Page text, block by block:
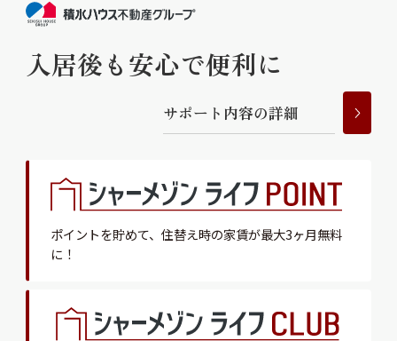
入居後も安心で便利に
サポー ト 内容の詳細
ポイントを貯めて、 住替え時の家賃が最大3ヶ月無料
に！